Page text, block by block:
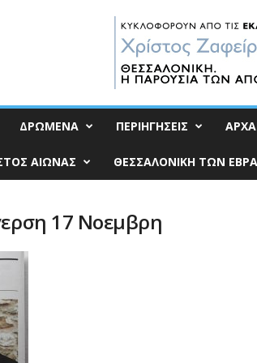
ΔΡΩΜΕΝΑ ΠΕΡΙΗΓΗΣΕΙΣ
ΑΙΩΝΑΣ ΘΕΣΣΑΛΟΝΙΚΗ ΤΩΝ
17 Νοεμβρη